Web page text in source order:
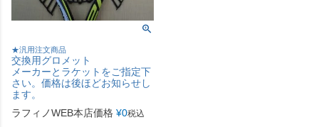
★汎用注文商品
交換用グロメット
メーカーとラケットをご指定下
さい。価格は後ほどお知らせし
ます。
ラフィノWEB本店価格 ¥0税込